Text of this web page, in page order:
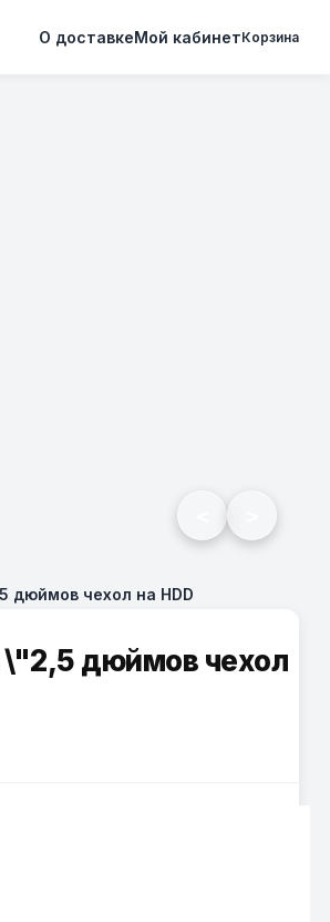
О доставкеМой кабинетКорзина
дюймов чехол на HDD
\"2,5 дюймов чехол